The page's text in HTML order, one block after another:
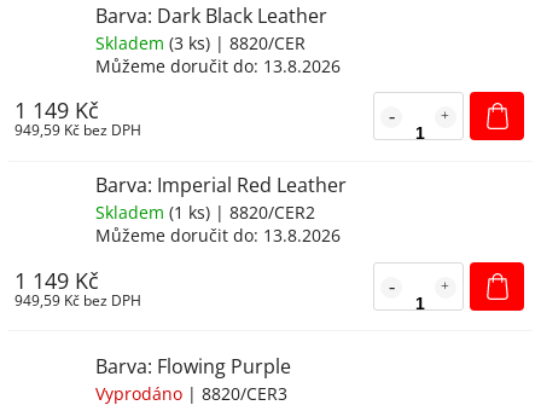
Barva: Dark Black Leather
Skladem (3 ks) | 8820/CER
Můžeme doručit do: 13.8.2026
1 149 Kč
949,59 Kč bez DPH
Barva: Imperial Red Leather
Skladem (1 ks) | 8820/CER2
Můžeme doručit do: 13.8.2026
1 149 Kč
949,59 Kč bez DPH
Barva: Flowing Purple
Vyprodáno | 8820/CER3